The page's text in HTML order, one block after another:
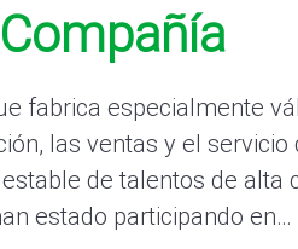
fabrica especialmente
las ventas y el servicio
de talentos de
estado participando en…